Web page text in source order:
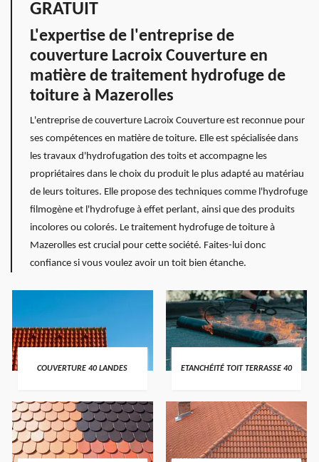
GRATUIT
L'expertise de l'entreprise de
couverture Lacroix Couverture en
matière de traitement hydrofuge de
toiture à Mazerolles
L'entreprise de couverture Lacroix Couverture est reconnue pour
ses compétences en matière de toiture. Elle est spécialisée dans
les travaux d'hydrofugation des toits et accompagne les
propriétaires dans le choix du produit le plus adapté au matériau
de leurs toitures. Elle propose des techniques comme l'hydrofuge
filmogène et l'hydrofuge à effet perlant, ainsi que des produits
incolores ou colorés. Le traitement hydrofuge de toiture à
Mazerolles est crucial pour cette société. Faites-lui donc
confiance si vous voulez avoir un toit bien étanche.
COUVERTURE 40 LANDES ETANCHÉITÉ TOIT TERRASSE 40